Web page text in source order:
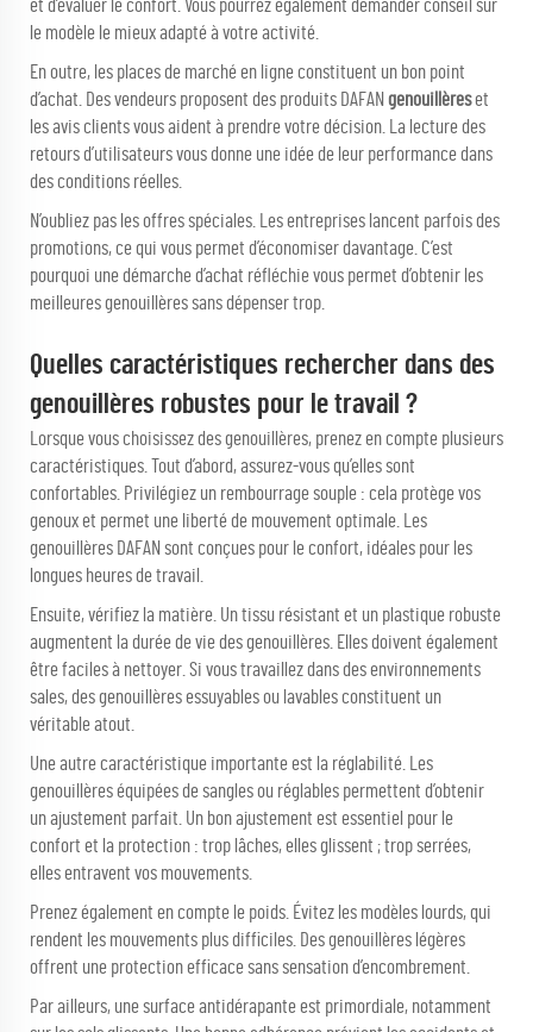
et d’évaluer le confort. Vous pourrez également demander conseil sur
le modèle le mieux adapté à votre activité.
En outre, les places de marché en ligne constituent un bon point
d’achat. Des vendeurs proposent des produits DAFAN genouillèreset
les avis clients vous aident à prendre votre décision. La lecture des
retours d’utilisateurs vous donne une idée de leur performance dans
des conditions réelles.
N’oubliez pas les offres spéciales. Les entreprises lancent parfois des
promotions, ce qui vous permet d’économiser davantage. C’est
pourquoi une démarche d’achat réfléchie vous permet d’obtenir les
meilleures genouillères sans dépenser trop.
Quelles caractéristiques rechercher dans des
genouillères robustes pour le travail ?
Lorsque vous choisissez des genouillères, prenez en compte plusieurs
caractéristiques. Tout d’abord, assurez-vous qu’elles sont
confortables. Privilégiez un rembourrage souple : cela protège vos
genoux et permet une liberté de mouvement optimale. Les
genouillères DAFAN sont conçues pour le confort, idéales pour les
longues heures de travail.
Ensuite, vérifiez la matière. Un tissu résistant et un plastique robuste
augmentent la durée de vie des genouillères. Elles doivent également
être faciles à nettoyer. Si vous travaillez dans des environnements
sales, des genouillères essuyables ou lavables constituent un
véritable atout.
Une autre caractéristique importante est la réglabilité. Les
genouillères équipées de sangles ou réglables permettent d’obtenir
un ajustement parfait. Un bon ajustement est essentiel pour le
confort et la protection : trop lâches, elles glissent ; trop serrées,
elles entravent vos mouvements.
Prenez également en compte le poids. Évitez les modèles lourds, qui
rendent les mouvements plus difficiles. Des genouillères légères
offrent une protection efficace sans sensation d’encombrement.
Par ailleurs, une surface antidérapante est primordiale, notamment